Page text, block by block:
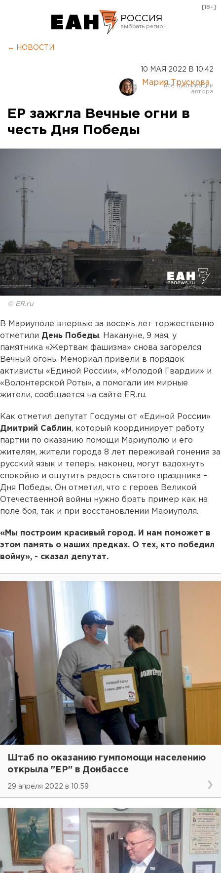
РОССИЯ
Курган
Оренбург
[18+]
← НОВОСТИ
10 МАЯ 2022 В 10:42
Мария Трускова
ЕР зажгла Вечные огни в
честь Дня Победы
© ER.ru
В Мариуполе впервые за восемь лет торжественно
отметили День Победы. Накануне, 9 мая, у
памятника «Жертвам фашизма» снова загорелся
Вечный огонь. Мемориал привели в порядок
активисты «Единой России», «Молодой Гвардии» и
«Волонтерской Роты», а помогали им мирные
жители, сообщается на сайте ER.ru.
Как отметил депутат Госдумы от «Единой России»
Дмитрий Саблин, который координирует работу
партии по оказанию помощи Мариуполю и его
жителям, жители города 8 лет переживай гонения за
русский язык и теперь, наконец, могут вздохнуть
спокойно и ощутить радость святого праздника –
Дня Победы. Он отметил, что с героев Великой
Отечественной войны нужно брать пример как на
поле боя, так и при восстановлении Мариуполя.
«Мы построим красивый город. И нам поможет в
этом память о наших предках. О тех, кто победил
войну», - сказал депутат.
Штаб по оказанию гумпомощи населению
открыла "ЕР" в Донбассе
29 апреля 2022 в 10:59